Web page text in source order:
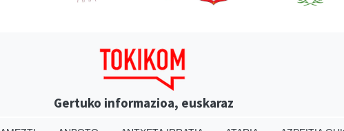
Gertuko informazioa, euskaraz